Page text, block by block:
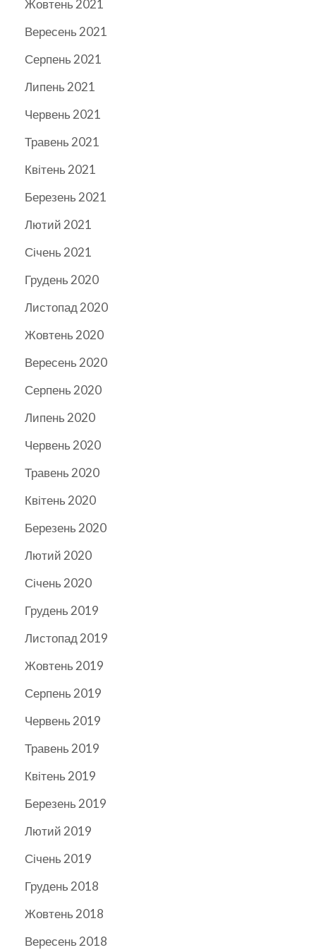
Жовтень 2021
Вересень 2021
Серпень 2021
Липень 2021
Червень 2021
Травень 2021
Квітень 2021
Березень 2021
Лютий 2021
Січень 2021
Грудень 2020
Листопад 2020
Жовтень 2020
Вересень 2020
Серпень 2020
Липень 2020
Червень 2020
Травень 2020
Квітень 2020
Березень 2020
Лютий 2020
Січень 2020
Грудень 2019
Листопад 2019
Жовтень 2019
Серпень 2019
Червень 2019
Травень 2019
Квітень 2019
Березень 2019
Лютий 2019
Січень 2019
Грудень 2018
Жовтень 2018
Вересень 2018